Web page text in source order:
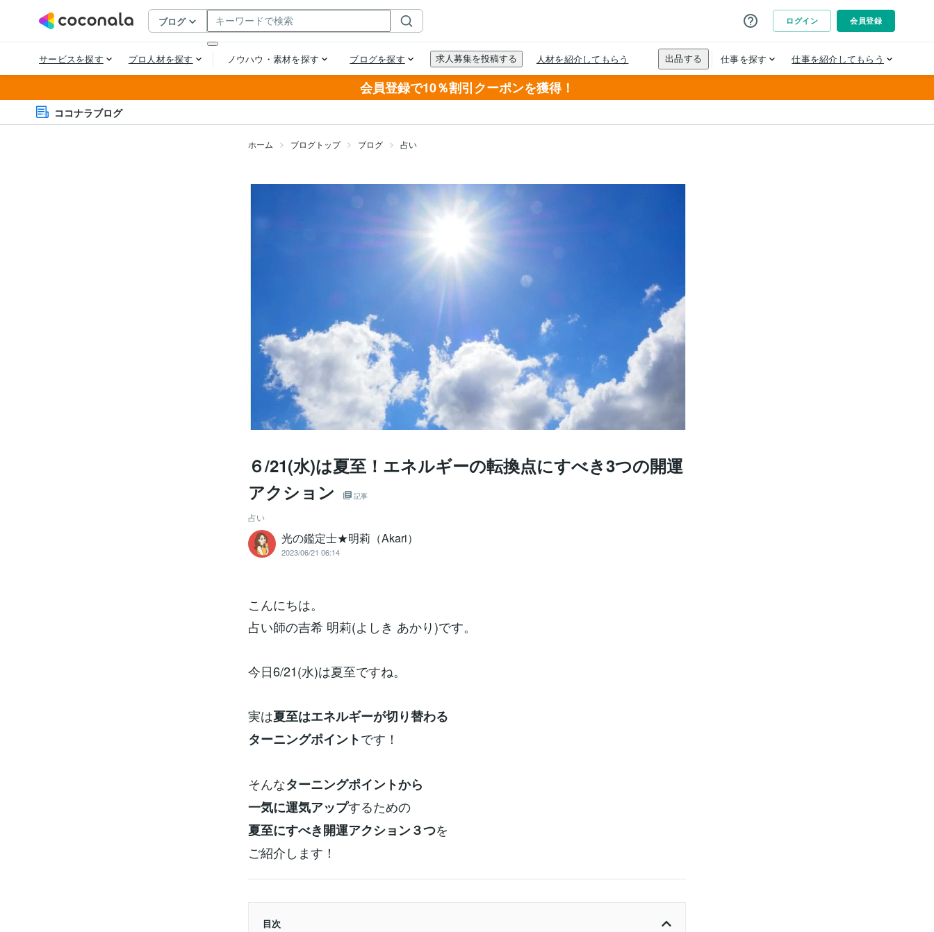
会員登録で10％割引クーポンを獲得！
ココナラブログ
ホーム ブログトップ ブログ 占い
６/21(水)は夏至！エネルギーの転換点にすべき3つの開運
アクション
記事
占い
光の鑑定士★明莉（Akari）
2023/06/21 06:14
こんにちは。
占い師の吉希 明莉(よしき あかり)です。
今日6/21(水)は夏至ですね。
実は夏至はエネルギーが切り替わる
ターニングポイントです！
そんなターニングポイントから
一気に運気アップするための
夏至にすべき開運アクション３つを
ご紹介します！
目次